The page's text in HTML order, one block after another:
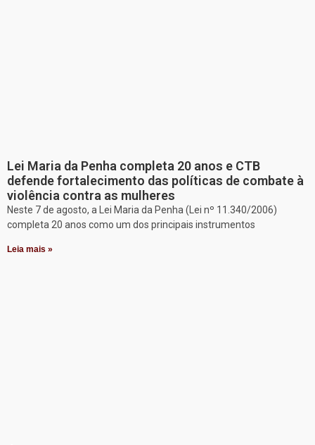
Lei Maria da Penha completa 20 anos e CTB
defende fortalecimento das políticas de combate à
violência contra as mulheres
Neste 7 de agosto, a Lei Maria da Penha (Lei nº 11.340/2006)
completa 20 anos como um dos principais instrumentos
Leia mais »